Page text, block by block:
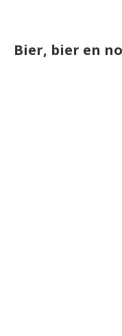
Bier, bier en